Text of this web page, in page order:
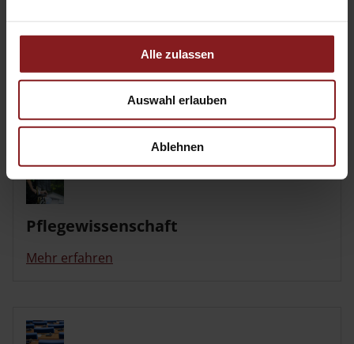
Alle zulassen
Auswahl erlauben
Ablehnen
Pädagogik
Mehr erfahren
Pflegewissenschaft
Mehr erfahren